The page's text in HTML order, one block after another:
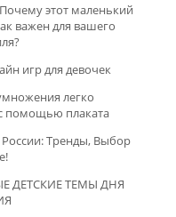
этот маленький
важен для вашего
игр для девочек
легко
помощью плаката
Тренды, Выбор
ДЕТСКИЕ ТЕМЫ ДНЯ